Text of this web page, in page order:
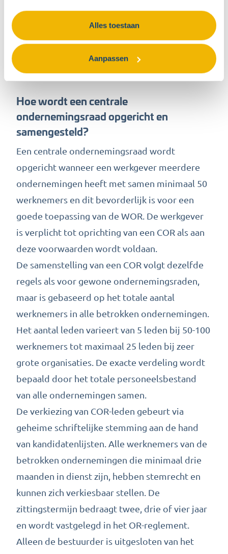
Alles toestaan
Aanpassen
discriminatie en het bevorderen van
ondernemingen.
Hoe wordt een centrale
ondernemingsraad opgericht en
samengesteld?
Een centrale ondernemingsraad wordt
opgericht wanneer een werkgever meerdere
ondernemingen heeft met samen minimaal 50
werknemers en dit bevorderlijk is voor een
goede toepassing van de WOR. De werkgever
is verplicht tot oprichting van een COR als aan
deze voorwaarden wordt voldaan.
De samenstelling van een COR volgt dezelfde
regels als voor gewone ondernemingsraden,
maar is gebaseerd op het totale aantal
werknemers in alle betrokken ondernemingen.
Het aantal leden varieert van 5 leden bij 50-100
werknemers tot maximaal 25 leden bij zeer
grote organisaties. De exacte verdeling wordt
bepaald door het totale personeelsbestand
van alle ondernemingen samen.
De verkiezing van COR-leden gebeurt via
geheime schriftelijke stemming aan de hand
van kandidatenlijsten. Alle werknemers van de
betrokken ondernemingen die minimaal drie
maanden in dienst zijn, hebben stemrecht en
kunnen zich verkiesbaar stellen. De
zittingstermijn bedraagt twee, drie of vier jaar
en wordt vastgelegd in het OR-reglement.
Alleen de bestuurder is uitgesloten van het